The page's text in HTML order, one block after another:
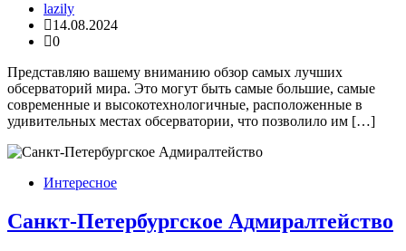
lazily
14.08.2024
0
Представляю вашему вниманию обзор самых лучших
обсерваторий мира. Это могут быть самые большие, самые
современные и высокотехнологичные, расположенные в
удивительных местах обсерватории, что позволило им […]
Интересное
Санкт-Петербургское Адмиралтейство